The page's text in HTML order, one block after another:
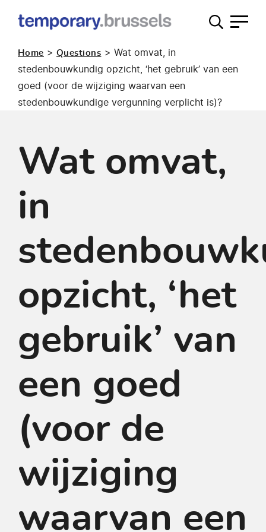
tijdelijk
Home > Questions > Wat omvat, in
stedenbouwkundig opzicht, ‘het gebruik’ van een
goed (voor de wijziging waarvan een
stedenbouwkundige vergunning verplicht is)?
Wat omvat,
in
opzicht, ‘het
gebruik’ van
een goed
(voor de
wijziging
waarvan een